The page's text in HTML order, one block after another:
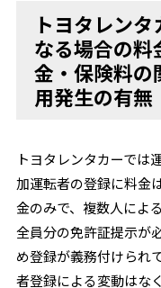
トヨタレン
なる場合の料
金・保険料の
用発生の有無
トヨタレンタカーでは
加運転者の登録に料金
金のみで、複数人によ
全員分の免許証提示が
め登録が義務付けられ
者登録による変動はな